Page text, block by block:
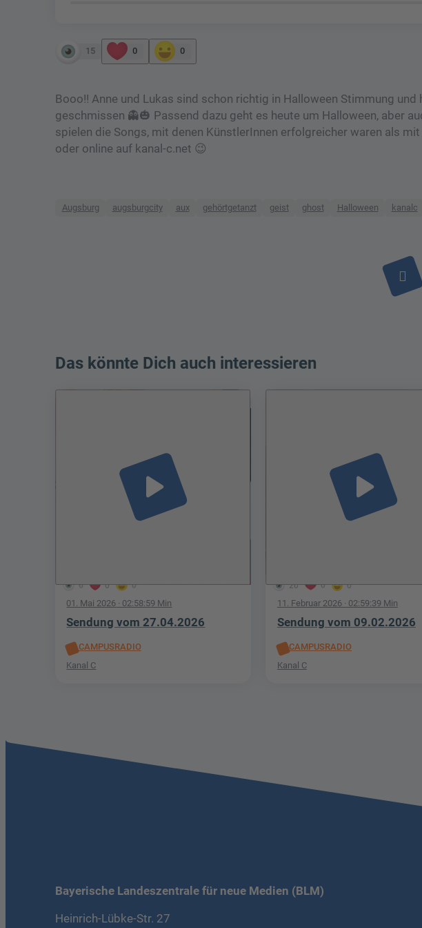
15 0 0
Booo!! Anne und Lukas sind schon richtig in Halloween Stimmung
geschmissen 👻🎃 Passend dazu geht es heute um Halloween, aber
spielen die Songs, mit denen KünstlerInnen erfolgreicher waren als
oder online auf kanal-c.net 😉
Augsburg augsburgcity aux gehörtgetanzt geist ghost Halloween kanalc
Das könnte Dich auch interessieren
6 0 0
play_arrow
01. Mai 2026 · 02:58:59 Min
Sendung vom 27.04.2026
CAMPUSRADIO
Kanal C
20 0 0
play_arrow
11. Februar 2026· 02:59:39 Min
Sendung vom 09.02.2026
CAMPUSRADIO
Kanal C
Bayerische Landeszentrale für neue Medien (BLM)
Heinrich-Lübke-Str. 27